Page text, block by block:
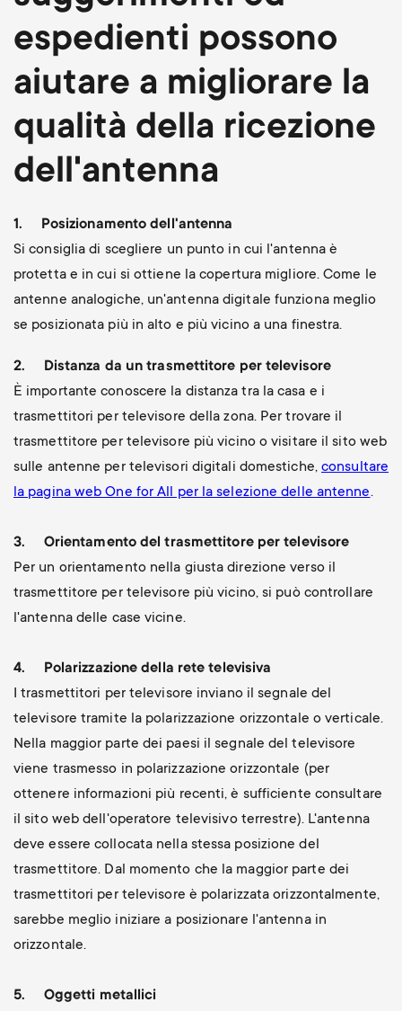
n
a
r
y
p
r
o
d
u
c
t
s
m
e
n
u
Gestione dei cavi
o
n
d
a
r
y
s
u
p
p
o
r
t
m
e
n
u
espedienti possono
aiutare a migliorare la
qualità della ricezione
dell'antenna
1.
Posizionamento dell'antenna
Si consiglia di scegliere un punto in cui l'antenna è
protetta e in cui si ottiene la copertura migliore. Come le
antenne analogiche, un'antenna digitale funziona meglio
se posizionata più in alto e più vicino a una finestra.
2.
Distanza da un trasmettitore per televisore
È importante conoscere la distanza tra la casa e i
trasmettitori per televisore della zona. Per trovare il
trasmettitore per televisore più vicino o visitare il sito web
sulle antenne per televisori digitali domestiche, consultare
la pagina web One for All per la selezione delle antenne.
3.
Orientamento del trasmettitore per televisore
Per un orientamento nella giusta direzione verso il
trasmettitore per televisore più vicino, si può controllare
l'antenna delle case vicine.
4.
Polarizzazione della rete televisiva
I trasmettitori per televisore inviano il segnale del
televisore tramite la polarizzazione orizzontale o verticale.
Nella maggior parte dei paesi il segnale del televisore
viene trasmesso in polarizzazione orizzontale (per
ottenere informazioni più recenti, è sufficiente consultare
il sito web dell'operatore televisivo terrestre). L'antenna
deve essere collocata nella stessa posizione del
trasmettitore. Dal momento che la maggior parte dei
trasmettitori per televisore è polarizzata orizzontalmente,
sarebbe meglio iniziare a posizionare l'antenna in
orizzontale.
5.
Oggetti metallici